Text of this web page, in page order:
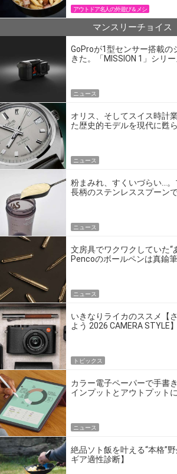
アウトドア名人の外遊び＆メシ
マンスリーチョイス
GoProが1型センサー搭載の
きた。「MISSION 1」シリ
ニュース
オリス、そしてスイス時計
た歴史的モデルを現代に甦
ニュース
粉まみれ、すくいづらい…
長柄のステンレススプーン
ニュース
文房具でワクワクしていた“
Pencoのボールペンは真鍮
ニュース
いきなりライカのススメ【
よう 2026 CAMERA STYLE】
トピックス
カラー電子ペーパーで手書
インプットとアウトプット
ニュース
絶品ソト飯を叶える“本格”
ギア適性診断】